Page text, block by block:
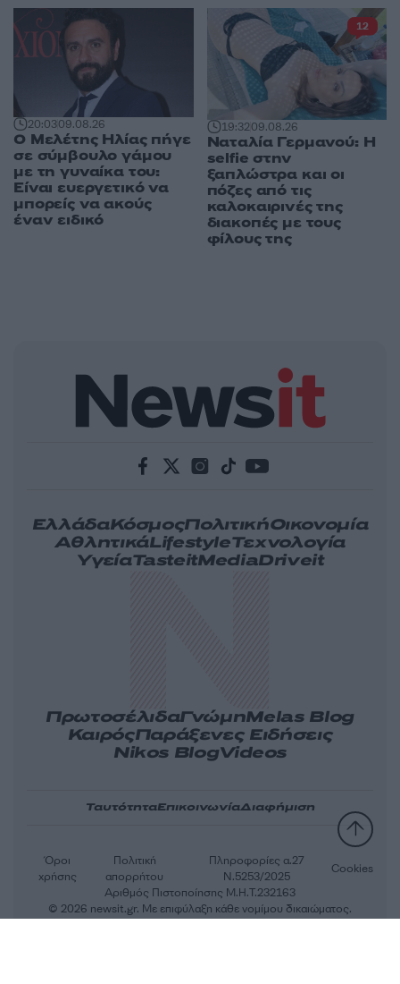
20:0309.08.26
Ο Μελέτης Ηλίας πήγε
σε σύμβουλο γάμου
με τη γυναίκα του:
Είναι ευεργετικό να
μπορείς να ακούς
έναν ειδικό
19:3209.08.26
Ναταλία Γερμανού: Η
selfie στην
ξαπλώστρα και οι
πόζες από τις
καλοκαιρινές της
διακοπές με τους
φίλους της
12
ΕλλάδαΚόσμοςΠολιτικήΟικονομία
ΑθλητικάLifestyleΤεχνολογία
ΥγείαTasteitMediaDriveit
ΠρωτοσέλιδαΓνώμηMelas Blog
ΚαιρόςΠαράξενες Ειδήσεις
Nikos BlogVideos
ΤαυτότηταΕπικοινωνίαΔιαφήμιση
Αριθμός Πιστοποίησης Μ.Η.Τ.232163
Όροι
χρήσης
Πολιτική
απορρήτου
Πληροφορίες α.27
Ν.5253/2025
Cookies
© 2026 newsit.gr. Με επιφύλαξη κάθε νομίμου δικαιώματος.